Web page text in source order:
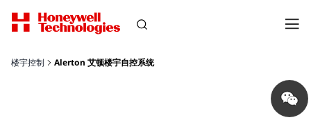
楼宇控制 Alerton 艾顿楼宇自控系统
Share
on
wechat